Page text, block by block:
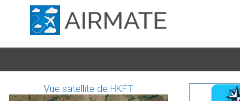
Vue satellite de HKFT